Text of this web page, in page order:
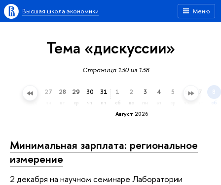
Меню
Высшая школа экономики
Тема «дискуссии»
Страница 130 из 138
26 27 28 29
ср
30
чт
31
пт
Август 2026
1
сб
2
вс
3
пн
4 5 6 7 8
сб
Минимальная зарплата: региональное
измерение
2 декабря на научном семинаре Лаборатории